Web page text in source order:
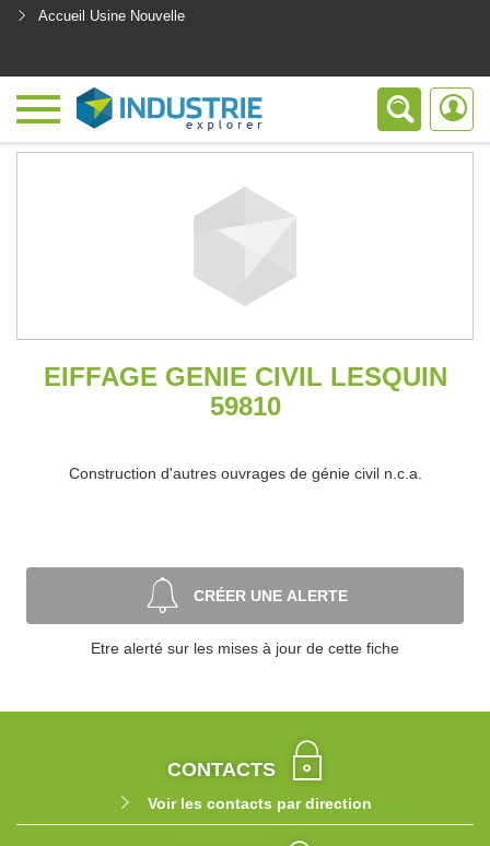
Accueil Usine Nouvelle
EIFFAGE GENIE CIVIL LESQUIN
59810
Construction d'autres ouvrages de génie civil n.c.a.
CRÉER UNE ALERTE
Etre alerté sur les mises à jour de cette fiche
CONTACTS
Voir les contacts par direction